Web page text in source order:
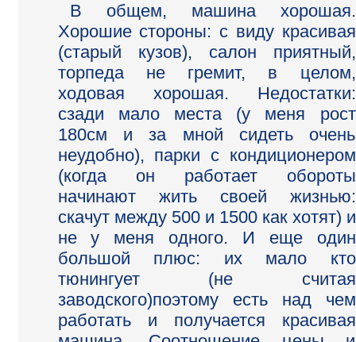
В общем, машина хорошая.
Хорошие стороны: с виду красивая
(старый кузов), салон приятный,
торпеда не гремит, в целом,
ходовая хорошая. Недостатки:
сзади мало места (у меня рост
180см и за мной сидеть очень
неудобно), парки с кондиционером
(когда он работает обороты
начинают жить своей жизнью:
скачут между 500 и 1500 как хотят) и
не у меня одного. И еще один
большой плюс: их мало кто
тюнингует (не считая
заводского)поэтому есть над чем
работать и получается красивая